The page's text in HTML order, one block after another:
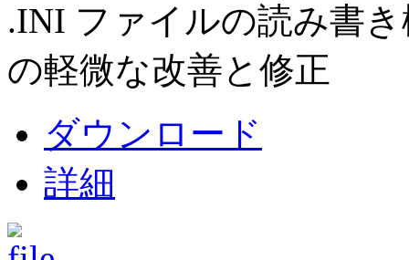
.INI ファイルの読み書
の軽微な改善と修正
ダウンロード
詳細